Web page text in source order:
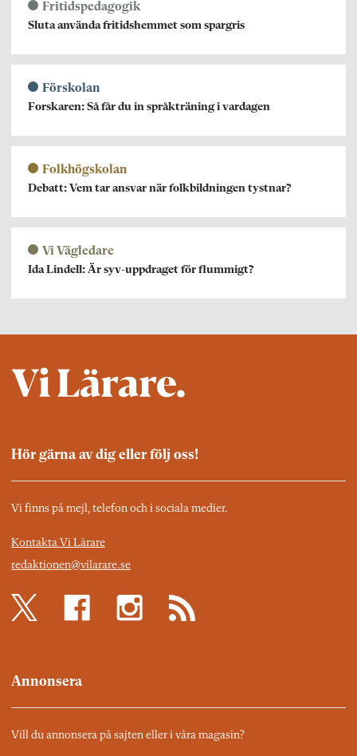
Fritidspedagogik
Sluta använda fritidshemmet som spargris
Förskolan
Forskaren: Så får du in språkträning i vardagen
Folkhögskolan
Debatt: Vem tar ansvar när folkbildningen tystnar?
Vi Vägledare
Ida Lindell: Är syv-uppdraget för flummigt?
Hör gärna av dig eller följ oss!
Vi finns på mejl, telefon och i sociala medier.
Kontakta Vi Lärare
redaktionen@vilarare.se
Annonsera
Vill du annonsera på sajten eller i våra magasin?